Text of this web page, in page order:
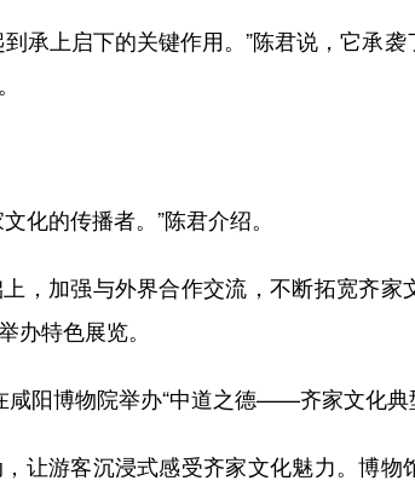
上启下的关键作用。”陈君说，它承袭
的传播者。”陈君介绍。
加强与外界合作交流，不断拓宽齐家
办特色展览。
博物院举办“中道之德——齐家文化典
游客沉浸式感受齐家文化魅力。博物